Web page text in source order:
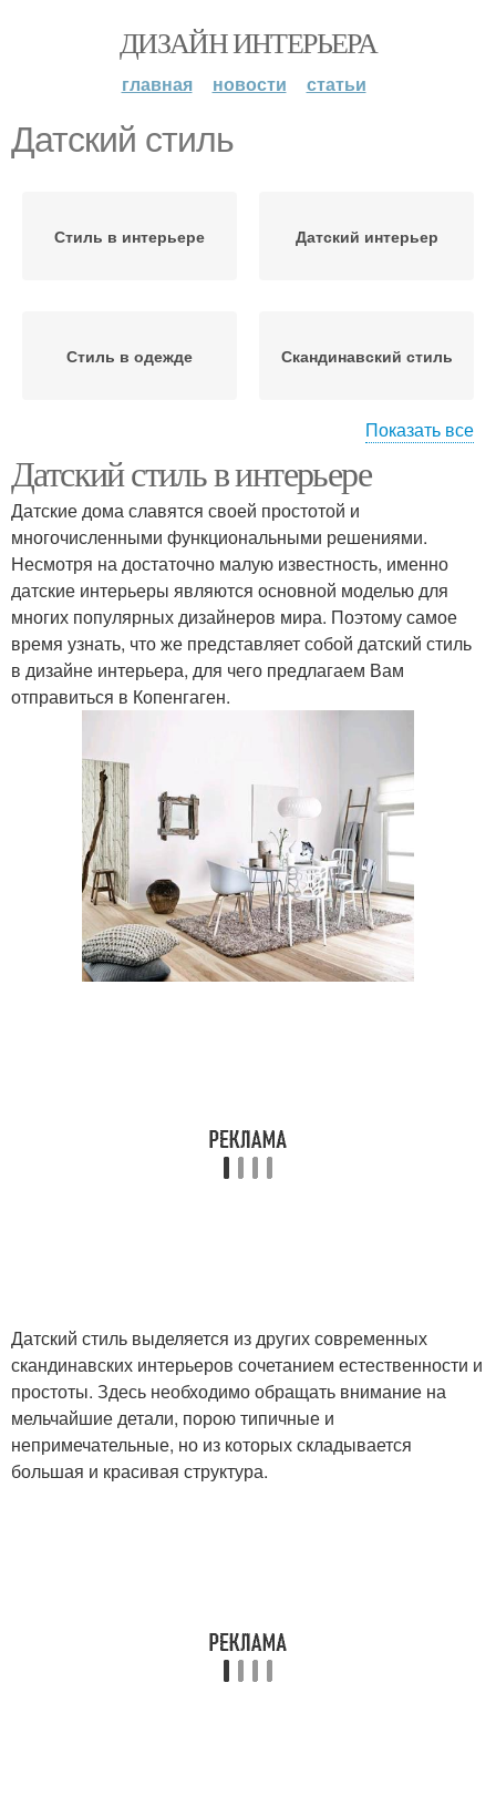
ДИЗАЙН ИНТЕРЬЕРА
главная новости статьи
Датский стиль
Стиль в интерьере Датский интерьер
Стиль в одежде Скандинавский стиль
Интерьер в стиле Датские дизайнеры
Показать все
Датский стиль в интерьере
Датские дома славятся своей простотой и
многочисленными функциональными решениями.
Несмотря на достаточно малую известность, именно
датские интерьеры являются основной моделью для
многих популярных дизайнеров мира. Поэтому самое
время узнать, что же представляет собой датский стиль
в дизайне интерьера, для чего предлагаем Вам
отправиться в Копенгаген.
Датский стиль выделяется из других современных
скандинавских интерьеров сочетанием естественности и
простоты. Здесь необходимо обращать внимание на
мельчайшие детали, порою типичные и
непримечательные, но из которых складывается
большая и красивая структура.